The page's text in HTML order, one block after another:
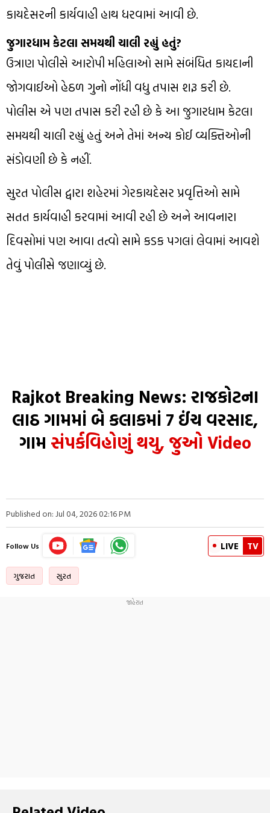
કાયદેસરની કાર્યવાહી હાથ ધરવામાં આવી છે.
જુગારધામ કેટલા સમયથી ચાલી રહ્યું હતું?
ઉત્રાણ પોલીસે આરોપી મહિલાઓ સામે સંબંધિત કાયદાની
જોગવાઈઓ હેઠળ ગુનો નોંધી વધુ તપાસ શરૂ કરી છે.
પોલીસ એ પણ તપાસ કરી રહી છે કે આ જુગારધામ કેટલા
સમયથી ચાલી રહ્યું હતું અને તેમાં અન્ય કોઈ વ્યક્તિઓની
સંડોવણી છે કે નહીં.
સુરત પોલીસ દ્વારા શહેરમાં ગેરકાયદેસર પ્રવૃત્તિઓ સામે
સતત કાર્યવાહી કરવામાં આવી રહી છે અને આવનારા
દિવસોમાં પણ આવા તત્વો સામે કડક પગલાં લેવામાં આવશે
તેવું પોલીસે જણાવ્યું છે.
Rajkot Breaking News: રાજકોટના
લાઠ ગામમાં બે કલાકમાં 7 ઈંચ વરસાદ,
ગામ સંપર્કવિહોણું થયુ, જુઓ Video
Published on: Jul 04, 2026 02:16 PM
Follow Us LIVE TV
ગુજરાત સુરત